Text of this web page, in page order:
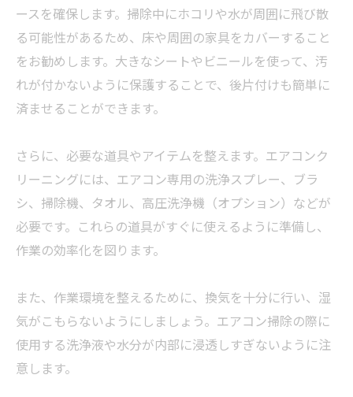
ースを確保します。掃除中にホコリや水が周囲に飛び散
る可能性があるため、床や周囲の家具をカバーすること
をお勧めします。大きなシートやビニールを使って、汚
れが付かないように保護することで、後片付けも簡単に
済ませることができます。
さらに、必要な道具やアイテムを整えます。エアコンク
リーニングには、エアコン専用の洗浄スプレー、ブラ
シ、掃除機、タオル、高圧洗浄機（オプション）などが
必要です。これらの道具がすぐに使えるように準備し、
作業の効率化を図ります。
また、作業環境を整えるために、換気を十分に行い、湿
気がこもらないようにしましょう。エアコン掃除の際に
使用する洗浄液や水分が内部に浸透しすぎないように注
意します。